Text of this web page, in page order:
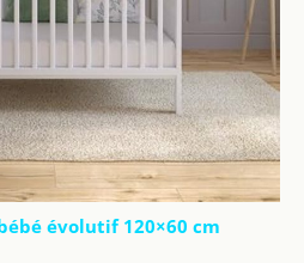
évolutif 120×60 cm